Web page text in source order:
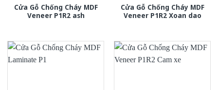
Cửa Gỗ Chống Cháy MDF
Veneer P1R2 ash
Cửa Gỗ Chống Cháy MDF
Veneer P1R2 Xoan dao